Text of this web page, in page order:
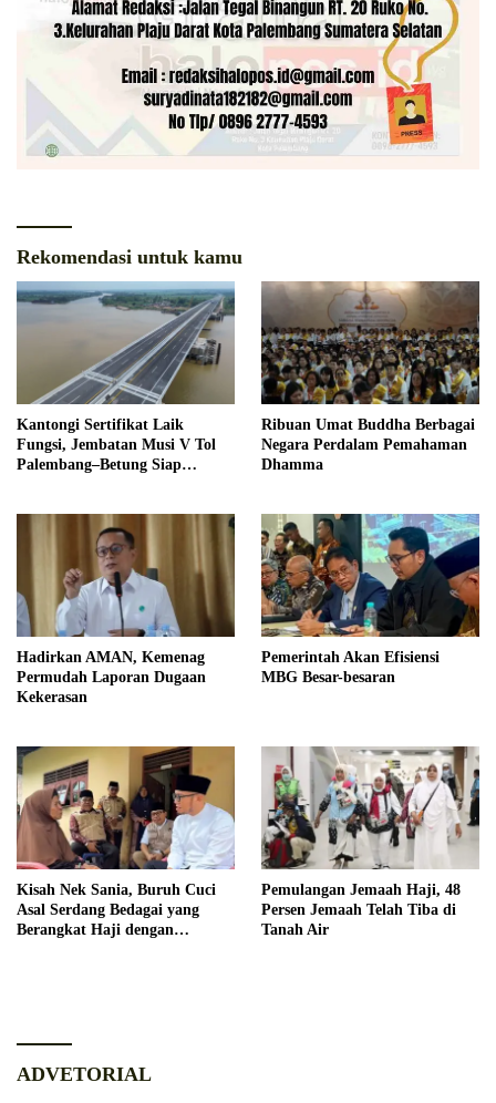
Rekomendasi untuk kamu
Kantongi Sertifikat Laik
Fungsi, Jembatan Musi V Tol
Palembang–Betung Siap
Ribuan Umat Buddha Berbagai
Negara Perdalam Pemahaman
Dhamma
Hadirkan AMAN, Kemenag
Permudah Laporan Dugaan
Kekerasan
Pemerintah Akan Efisiensi
MBG Besar-besaran
Kisah Nek Sania, Buruh Cuci
Asal Serdang Bedagai yang
Berangkat Haji dengan
Pemulangan Jemaah Haji, 48
Persen Jemaah Telah Tiba di
Tanah Air
ADVETORIAL